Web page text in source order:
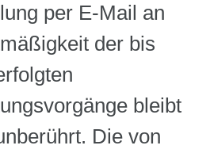
per E-Mail an
der bis
bleibt
Die von